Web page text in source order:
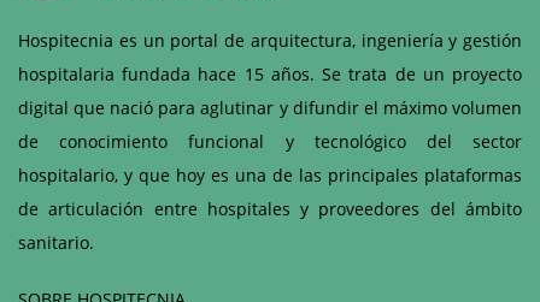
Hospitecnia es un portal de arquitectura, ingeniería y gestión
hospitalaria fundada hace 15 años. Se trata de un proyecto
digital que nació para aglutinar y difundir el máximo volumen
de conocimiento funcional y tecnológico del sector
hospitalario, y que hoy es una de las principales plataformas
de articulación entre hospitales y proveedores del ámbito
sanitario.